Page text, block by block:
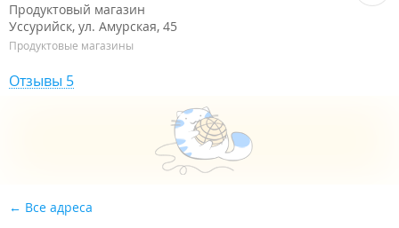
Продуктовый магазин
Уссурийск, ул. Амурская, 45
Продуктовые магазины
Отзывы 5
Все адреса